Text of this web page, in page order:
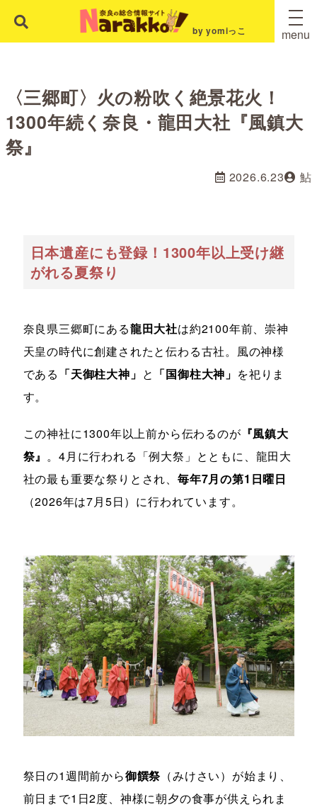
by yomiっこ menu
〈三郷町〉火の粉吹く絶景花火！
1300年続く奈良・龍田大社『風鎮大
祭』
2026.6.23 鮎
日本遺産にも登録！1300年以上受け継
がれる夏祭り
奈良県三郷町にある龍田大社は約2100年前、崇神
天皇の時代に創建されたと伝わる古社。風の神様
である 「天御柱大神」 と 「国御柱大神」 を祀りま
す。
この神社に1300年以上前から伝わるのが 『風鎮大
祭』 。4月に行われる「例大祭」とともに、龍田大
社の最も重要な祭りとされ、 毎年7月の第1日曜日
（2026年は7月5日）に行われています。
祭日の1週間前から御饌祭 （みけさい）が始まり、
前日まで1日2度、神様に朝夕の食事が供えられま